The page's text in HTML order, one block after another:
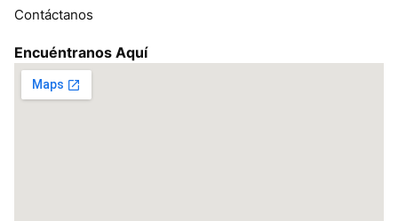
Contáctanos
Encuéntranos Aquí